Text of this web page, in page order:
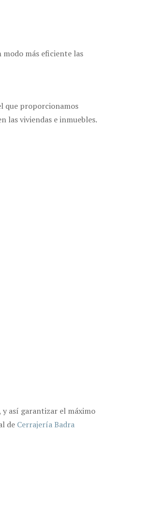
más eficiente las
que proporcionamos
las viviendas e inmuebles.
así garantizar el máximo
de Cerrajería Badra